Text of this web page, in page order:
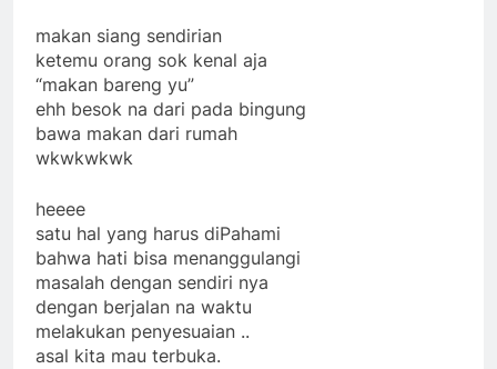
makan siang sendirian
ketemu orang sok kenal aja
“makan bareng yu”
ehh besok na dari pada bingung
bawa makan dari rumah
wkwkwkwk
heeee
satu hal yang harus diPahami
bahwa hati bisa menanggulangi
masalah dengan sendiri nya
dengan berjalan na waktu
melakukan penyesuaian ..
asal kita mau terbuka.